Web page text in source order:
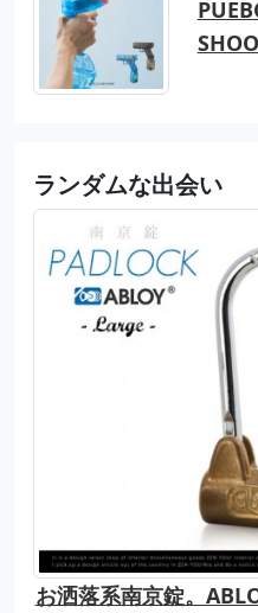
ランダムな出会い
お洒落系南京錠。